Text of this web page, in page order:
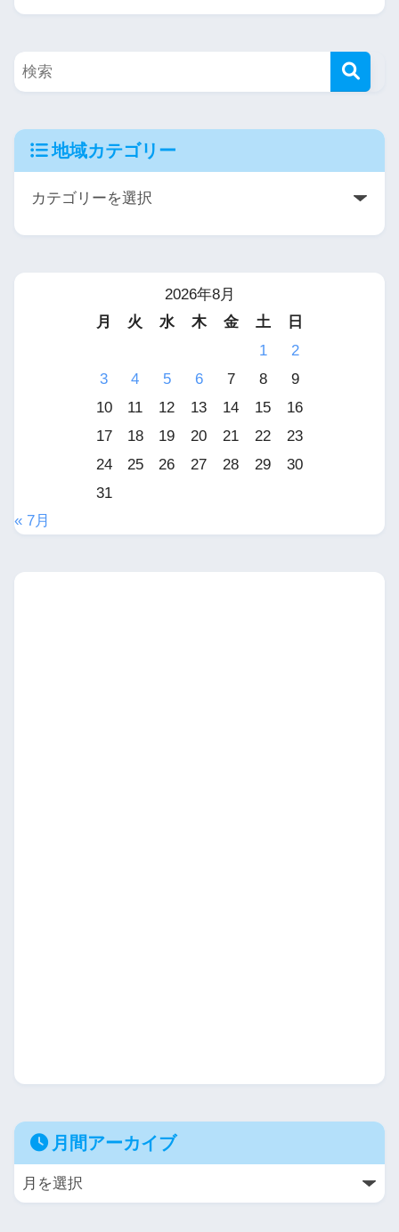
地域カテゴリー
2026年8月
月
火 水 木 金 土
日
1
2
3
4 5 6 7 8
9
10
11 12 13 14 15
16
17
18 19 20 21 22
23
24
25 26 27 28 29
30
31
« 7月
月間アーカイブ